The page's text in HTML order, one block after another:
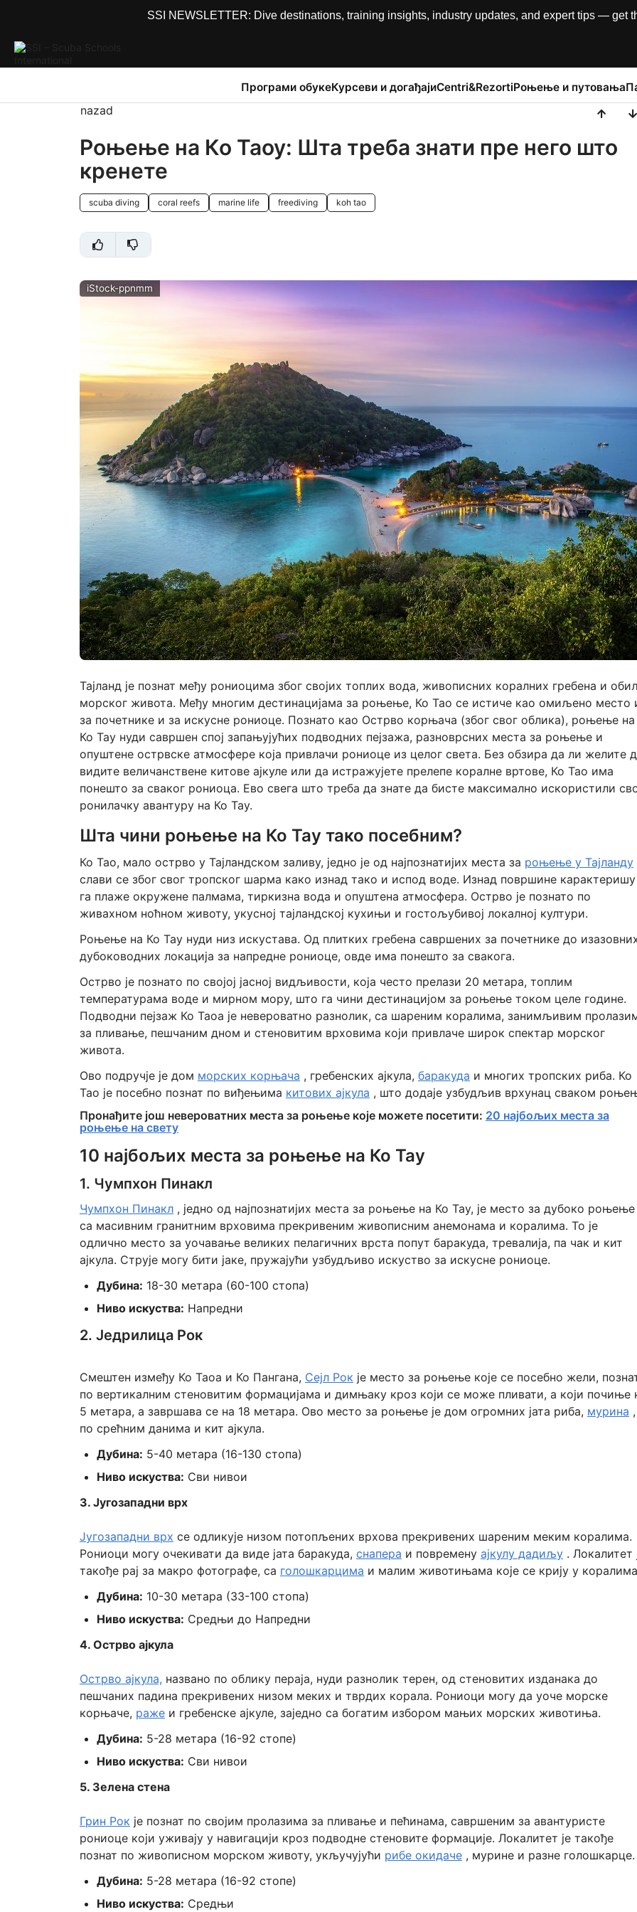
SSI NEWSLETTER: Dive destinations, training insights, industry updates, and expert tips — get
Програми обукеКурсеви и догађајиCentri&RezortiРоњење и путовања
nazad
Роњење на Ко Таоу: Шта треба знати пре него што
кренете
scuba diving coral reefs marine life freediving koh tao
iStock-ppnmm
Тајланд је познат међу рониоцима због својих топлих вода, живописних коралних гребена и
морског живота. Међу многим дестинацијама за роњење, Ко Тао се истиче као омиљено место
за почетнике и за искусне рониоце. Познато као Острво корњача (због свог облика), роњење на
Ко Тау нуди савршен спој запањујућих подводних пејзажа, разноврсних места за роњење и
опуштене острвске атмосфере која привлачи рониоце из целог света. Без обзира да ли желите
видите величанствене китове ајкуле или да истражујете прелепе коралне вртове, Ко Тао има
понешто за сваког рониоца. Ево свега што треба да знате да бисте максимално искористили
ронилачку авантуру на Ко Тау.
Шта чини роњење на Ко Тау тако посебним?
Ко Тао, мало острво у Тајландском заливу, једно је од најпознатијих места за роњење у Тајланду
слави се због свог тропског шарма како изнад тако и испод воде. Изнад површине карактеришу
га плаже окружене палмама, тиркизна вода и опуштена атмосфера. Острво је познато по
живахном ноћном животу, укусној тајландској кухињи и гостољубивој локалној култури.
Роњење на Ко Тау нуди низ искустава. Од плитких гребена савршених за почетнике до
дубоководних локација за напредне рониоце, овде има понешто за свакога.
Острво је познато по својој јасној видљивости, која често прелази 20 метара, топлим
температурама воде и мирном мору, што га чини дестинацијом за роњење током целе године.
Подводни пејзаж Ко Таоа је невероватно разнолик, са шареним коралима, занимљивим
за пливање, пешчаним дном и стеновитим врховима који привлаче широк спектар морског
живота.
Ово подручје је дом морских корњача , гребенских ајкула, баракуда и многих тропских риба. Ко
Тао је посебно познат по виђењима китових ајкула , што додаје узбудљив врхунац сваком
Пронађите још невероватних места за роњење које можете посетити: 20 најбољих места за
роњење на свету
10 најбољих места за роњење на Ко Тау
1. Чумпхон Пинакл
Чумпхон Пинакл, једно од најпознатијих места за роњење на Ко Тау, је место за дубоко роњење
са масивним гранитним врховима прекривеним живописним анемонама и коралима. То је
одлично место за уочавање великих пелагичних врста попут баракуда, тревалија, па чак и кит
ајкула. Струје могу бити јаке, пружајући узбудљиво искуство за искусне рониоце.
Дубина: 18-30 метара (60-100 стопа)
Ниво искуства: Напредни
2. Једрилица Рок
Смештен између Ко Таоа и Ко Пангана, Сејл Рок је место за роњење које се посебно жели,
по вертикалним стеновитим формацијама и димњаку кроз који се може пливати, а који почиње
5 метара, а завршава се на 18 метара. Ово место за роњење је дом огромних јата риба, мурина
по срећним данима и кит ајкула.
Дубина: 5-40 метара (16-130 стопа)
Ниво искуства: Сви нивои
3. Југозападни врх
Југозападни врх се одликује низом потопљених врхова прекривених шареним меким коралима.
Рониоци могу очекивати да виде јата баракуда, снапера и повремену ајкулу дадиљу. Локалитет
такође рај за макро фотографе, са голошкарцима и малим животињама које се крију у
Дубина: 10-30 метара (33-100 стопа)
Ниво искуства: Средњи до Напредни
4. Острво ајкула
Острво ајкула, названо по облику пераја, нуди разнолик терен, од стеновитих изданака до
пешчаних падина прекривених низом меких и тврдих корала. Рониоци могу да уоче морске
корњаче, ражеи гребенске ајкуле, заједно са богатим избором мањих морских животиња.
Дубина: 5-28 метара (16-92 стопе)
Ниво искуства: Сви нивои
5. Зелена стена
Грин Рок је познат по својим пролазима за пливање и пећинама, савршеним за авантуристе
рониоце који уживају у навигацији кроз подводне стеновите формације. Локалитет је такође
познат по живописном морском животу, укључујући рибе окидаче, мурине и разне голошкарце.
Дубина: 5-28 метара (16-92 стопе)
Ниво искуства: Средњи